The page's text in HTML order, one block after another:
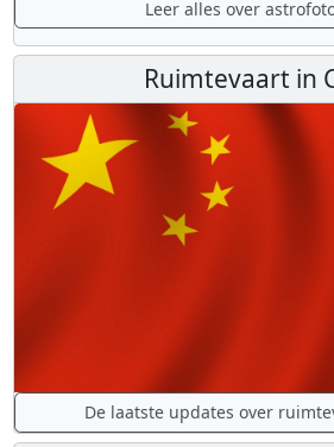
Leer alles over
Ruimtevaart in
De laatste updates over